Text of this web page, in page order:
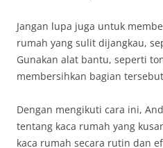
Jangan lupa juga untuk
rumah yang sulit dijangkau,
Gunakan alat bantu, seperti
membersihkan bagian
Dengan mengikuti cara ini,
tentang kaca rumah yang
kaca rumah secara rutin dan